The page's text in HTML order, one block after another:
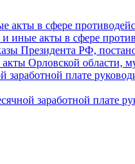
акты в сфере
иные акты в сфере
Президента РФ,
Орловской области,
заработной плате
заработной плате